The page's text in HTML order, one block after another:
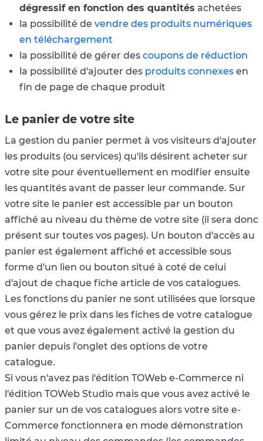
dégressif en fonction des quantités achetées
la possibilité de vendre des produits numériques
en téléchargement
la possibilité de gérer des coupons de réduction
la possibilité d'ajouter des produits connexes en
fin de page de chaque produit
Le panier de votre site
La gestion du panier permet à vos visiteurs d'ajouter
les produits (ou services) qu'ils désirent acheter sur
votre site pour éventuellement en modifier ensuite
les quantités avant de passer leur commande. Sur
votre site le panier est accessible par un bouton
affiché au niveau du thème de votre site (il sera donc
présent sur toutes vos pages). Un bouton d'accès au
panier est également affiché et accessible sous
forme d'un lien ou bouton situé à coté de celui
d'ajout de chaque fiche article de vos catalogues.
Les fonctions du panier ne sont utilisées que lorsque
vous gérez le prix dans les fiches de votre catalogue
et que vous avez également activé la gestion du
panier depuis l'onglet des options de votre
catalogue.
Si vous n'avez pas l'édition TOWeb e-Commerce ni
l'édition TOWeb Studio mais que vous avez activé le
panier sur un de vos catalogues alors votre site e-
Commerce fonctionnera en mode démonstration